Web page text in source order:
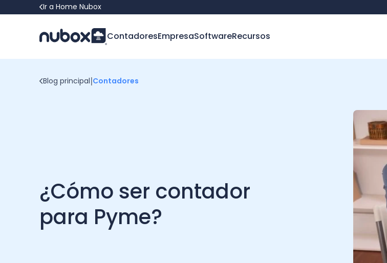
Ir a Home Nubox
ContadoresEmpresaSoftwareRecursos
Blog principal|Contadores
¿Cómo ser contador
para Pyme?